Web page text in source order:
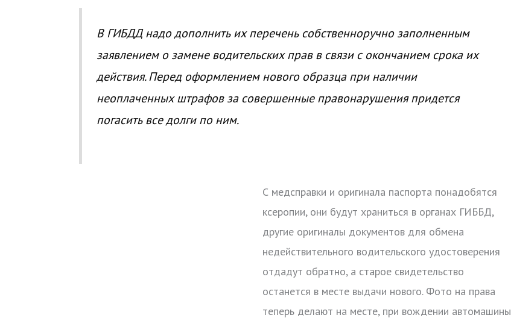
В ГИБДД надо дополнить их перечень собственноручно заполненным
заявлением о замене водительских прав в связи с окончанием срока их
действия. Перед оформлением нового образца при наличии
неоплаченных штрафов за совершенные правонарушения придется
погасить все долги по ним.
С медсправки и оригинала паспорта понадобятся
ксеропии, они будут храниться в органах ГИББД,
другие оригиналы документов для обмена
недействительного водительского удостоверения
отдадут обратно, а старое свидетельство
останется в месте выдачи нового. Фото на права
теперь делают на месте, при вождении автомашины